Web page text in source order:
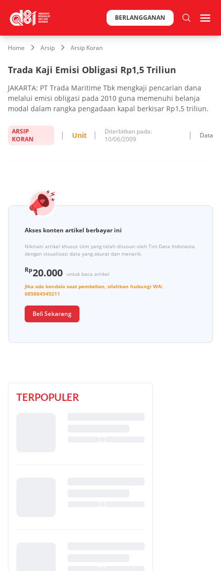
BERLANGGANAN
Home Arsip Arsip Koran
Trada Kaji Emisi Obligasi Rp1,5 Triliun
JAKARTA: PT Trada Maritime Tbk mengkaji pencarian dana
melalui emisi obligasi pada 2010 guna memenuhi belanja
modal dalam rangka pengadaan kapal berkisar Rp1,5 triliun.
ARSIP
KORAN
Unit
Diterbitkan pada:
10/06/2009
Data
Akses konten artikel berbayar ini
Nikmati artikel khusus Unit yang telah disusun oleh Tim Data Indonesia
dengan visualisasi data yang akurat dan menarik.
Rp20.000
untuk baca artikel
Jika ada kendala saat pembelian, silahkan hubungi WA:
085884545211
Beli Sekarang
TERPOPULER